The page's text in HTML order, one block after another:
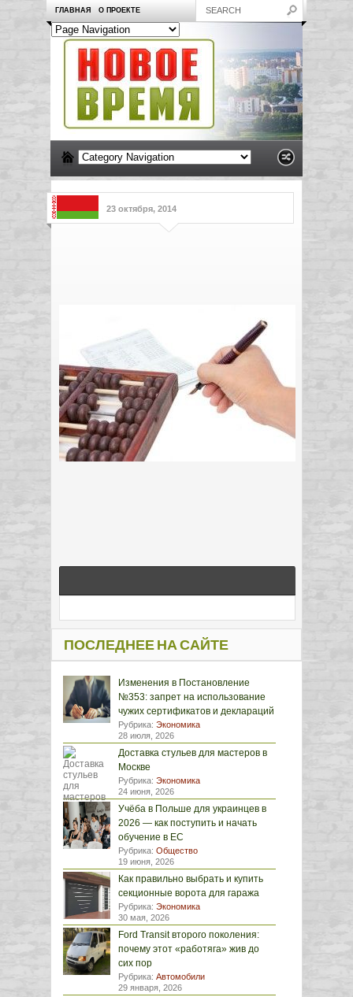
ГЛАВНАЯ О ПРОЕКТЕ
23 октября, 2014
ПОСЛЕДНЕЕ НА САЙТЕ
Изменения в Постановление
№353: запрет на использование
чужих сертификатов и деклараций
Рубрика: Экономика
28 июля, 2026
Доставка стульев для мастеров в
Москве
Рубрика: Экономика
24 июня, 2026
Учёба в Польше для украинцев в
2026 — как поступить и начать
обучение в ЕС
Рубрика: Общество
19 июня, 2026
Как правильно выбрать и купить
секционные ворота для гаража
Рубрика: Экономика
30 мая, 2026
Ford Transit второго поколения:
почему этот «работяга» жив до
сих пор
Рубрика: Автомобили
29 января, 2026